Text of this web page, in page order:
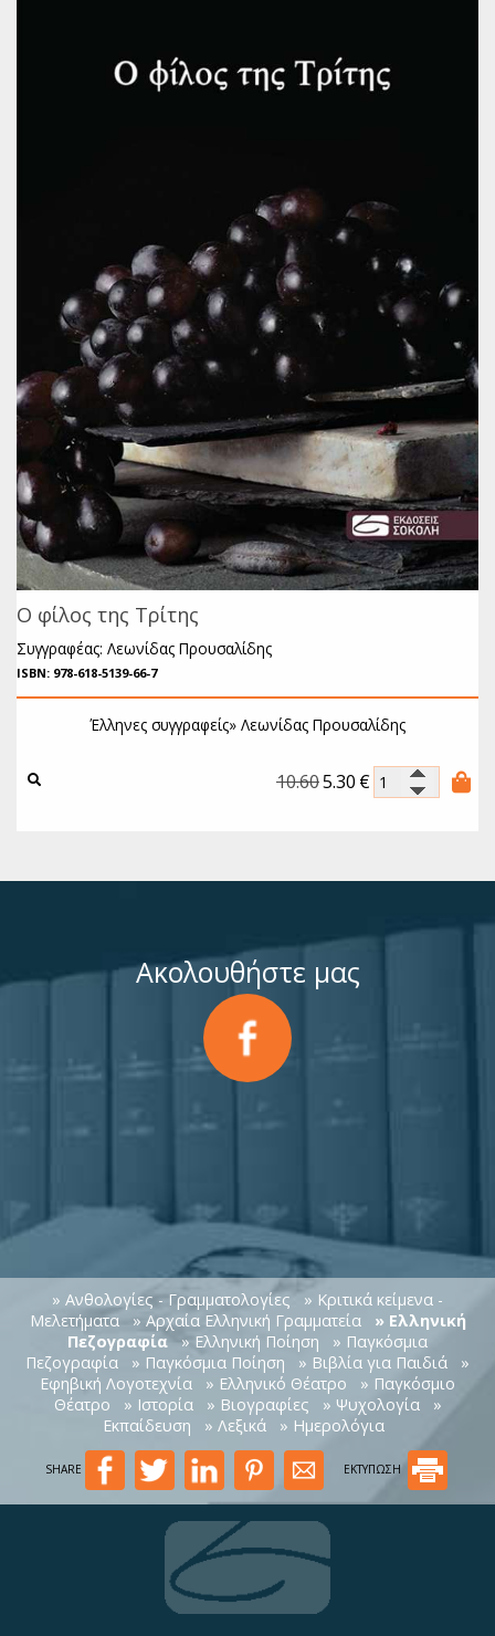
Βιβλία για Παιδιά
Παγκόσμιο Θέατρο
Ιστορία
Βιογραφίες
Ψυχολογία
Λεξικά
Ημερολόγια
Ο φίλος της Τρίτης
Συγγραφέας: Λεωνίδας Προυσαλίδης
ISBN: 978-618-5139-66-7
Έλληνες συγγραφείς» Λεωνίδας Προυσαλίδης
10.605.30 €
Ακολουθήστε μας
» Ανθολογίες - Γραμματολογίες
» Κριτικά κείμενα -
Μελετήματα
» Αρχαία Ελληνική Γραμματεία
» Ελληνική
Πεζογραφία
» Ελληνική Ποίηση
» Παγκόσμια
Πεζογραφία
» Παγκόσμια Ποίηση » Βιβλία για Παιδιά
»
Εφηβική Λογοτεχνία
» Ελληνικό Θέατρο
» Παγκόσμιο
Θέατρο
» Ιστορία » Βιογραφίες » Ψυχολογία
»
Εκπαίδευση
» Λεξικά » Ημερολόγια
SHARE ΕΚΤΥΠΩΣΗ